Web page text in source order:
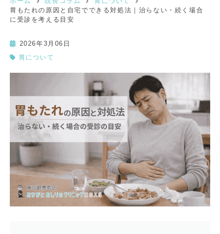
胃もたれの原因と自宅でできる対処法｜治らない・続く場合
に受診を考える目安
2026年3月06日
胃について